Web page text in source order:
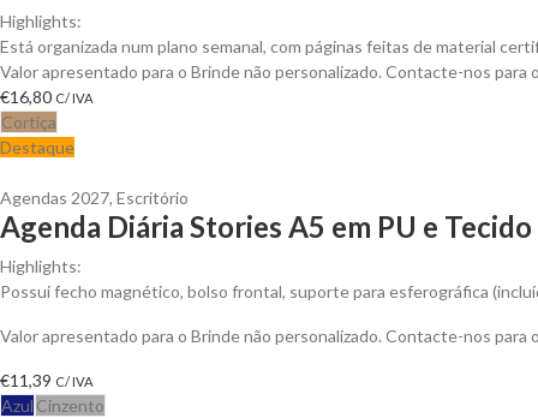
Highlights:
Está organizada num plano semanal, com páginas feitas de material
Valor apresentado para o Brinde não personalizado. Contacte-nos
€16,80 C/ IVA
Cortiça
Destaque
Agendas 2027, Escritório
Agenda Diária Stories A5 em PU e
Highlights:
Possui fecho magnético, bolso frontal, suporte para esferográfica
Valor apresentado para o Brinde não personalizado. Contacte-nos
€11,39 C/ IVA
Azul Cinzento